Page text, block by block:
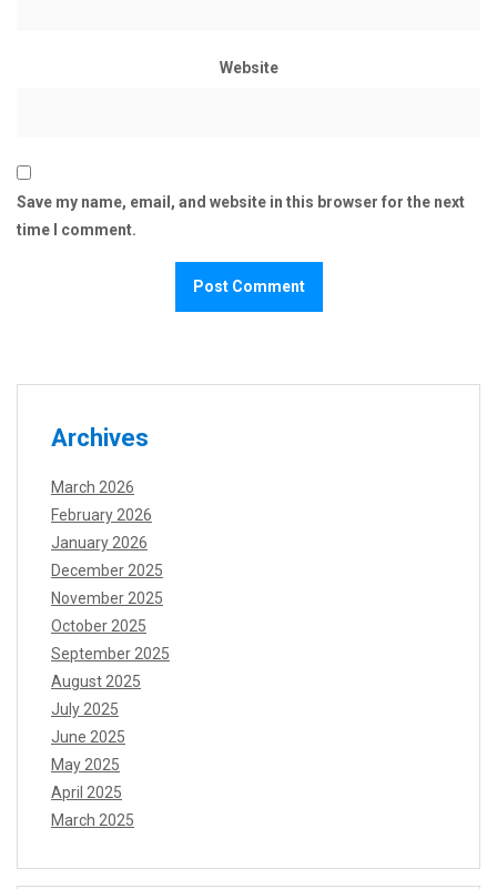
Website
Save my name, email, and website in this browser for the next
time I comment.
Archives
March 2026
February 2026
January 2026
December 2025
November 2025
October 2025
September 2025
August 2025
July 2025
June 2025
May 2025
April 2025
March 2025